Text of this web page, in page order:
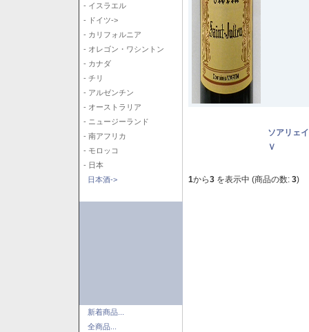
- イスラエル
- ドイツ->
- カリフォルニア
- オレゴン・ワシントン
- カナダ
- チリ
- アルゼンチン
- オーストラリア
- ニュージーランド
- 南アフリカ
- モロッコ
- 日本
日本酒->
新着商品...
全商品...
ソアリェ
Ｖ
1から3 を表示中 (商品の数: 3)